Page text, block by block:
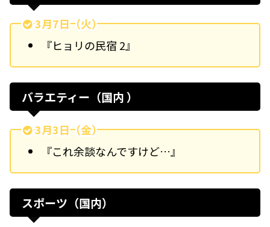
3月7日（火）
『ヒョリの民宿 2』
バラエティー（国内 ）
3月3日（金）
『これ余談なんですけど…』
スポーツ（国内）